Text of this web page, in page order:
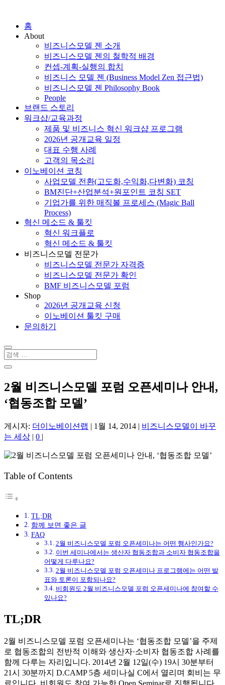
홈
About
비즈니스모델 젠 소개
비즈니스모델 젠의 철학적 배경
컨셉-계획-실행의 합치
비즈니스 모델 젠 (Business Model Zen 접근법)
비즈니스모델 젠 Philosophy Book
People
브랜드 스토리
워크샵/교육과정
제품 및 비즈니스 혁신 워크샵 프로그램
2026년 공개교육 일정
대표 수행 사례
고객의 목소리
이노베이션 코칭
사업모델 전환(고도화,수익화,다변화) 코칭
BM진단+산업분석+원포인트 코칭 SET
기업가를 위한 매직볼 프로세스 (Magic Ball
Process)
혁신 메소드 & 툴킷
혁신 워크플로
혁신 메소드 & 툴킷
비즈니스모델 전문가
비즈니스모델 전문가 자격증
비즈니스모델 전문가 확인
BMF 비즈니스모델 포럼
Shop
2026년 공개교육 신청
이노베이션 툴킷 구매
문의하기
2월 비즈니스모델 포럼 오픈세미나 안내,
‘협동조합 모델’
게시자: 더이노베이션랩 | 1월 14, 2014 | 비즈니스모델이 바꾸
는 세상 | 0 |
Table of Contents
TL;DR
함께 보면 좋은 글
FAQ
2월 비즈니스모델 포럼 오픈세미나는 어떤 행사인가요?
이번 세미나에서는 생산자 협동조합과 소비자 협동조합을
어떻게 다루나요?
2월 비즈니스모델 포럼 오픈세미나 프로그램에는 어떤 발
표와 토론이 포함되나요?
비회원도 2월 비즈니스모델 포럼 오픈세미나에 참여할 수
있나요?
TL;DR
2월 비즈니스모델 포럼 오픈세미나는 ‘협동조합 모델’을 주제
로 협동조합의 전반적 이해와 생산자·소비자 협동조합 사례를
함께 다루는 자리입니다. 2014년 2월 12일(수) 19시 30분부터
21시 30분까지 D.CAMP 5층 세미나실 C에서 열리며 회비는 무
료입니다. 비회원도 참여 가능한 Open Seminar로 진행됩니다.